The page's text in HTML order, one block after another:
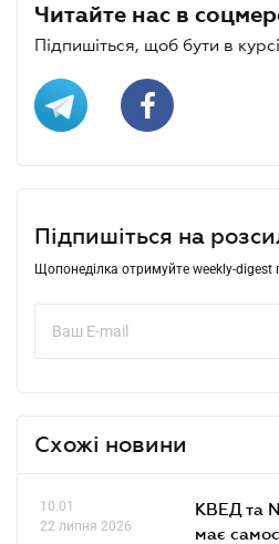
Читайте нас в
Підпишіться, щоб бути в
Підпишіться на
Щопонеділка отримуйте weekly-digest
Схожі новини
10.01
22 липня 2026
КВЕД та
має